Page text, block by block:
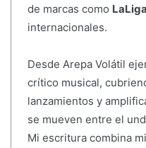
de marcas como LaLiga
internacionales.
Desde Arepa Volátil
crítico musical,
lanzamientos y
se mueven entre el
Mi escritura combina